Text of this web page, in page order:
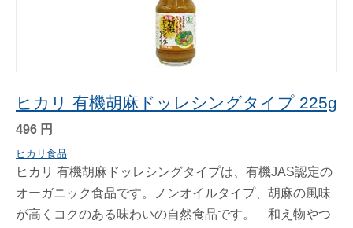
ヒカリ 有機胡麻ドッレシングタイプ 225g
496 円
ヒカリ食品
ヒカリ 有機胡麻ドッレシングタイプは、有機JAS認定の
オーガニック食品です。ノンオイルタイプ、胡麻の風味
が高くコクのある味わいの自然食品です。 和え物やつ